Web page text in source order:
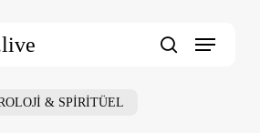
Menu
& SPİRİTÜEL